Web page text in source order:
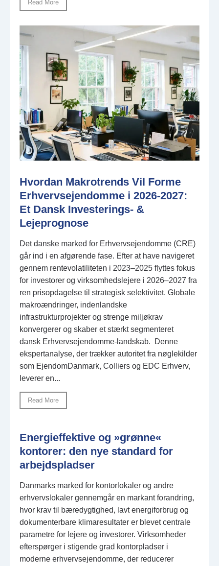
Read More
Hvordan Makrotrends Vil Forme
Erhvervsejendomme i 2026-2027:
Et Dansk Investerings- &
Lejeprognose
Det danske marked for Erhvervsejendomme (CRE)
går ind i en afgørende fase. Efter at have navigeret
gennem rentevolatiliteten i 2023–2025 flyttes fokus
for investorer og virksomhedslejere i 2026–2027 fra
ren prisopdagelse til strategisk selektivitet. Globale
makroændringer, indenlandske
infrastrukturprojekter og strenge miljøkrav
konvergerer og skaber et stærkt segmenteret
dansk Erhvervsejendomme-landskab. Denne
ekspertanalyse, der trækker autoritet fra nøglekilder
som EjendomDanmark, Colliers og EDC Erhverv,
leverer en...
Read More
Energieffektive og »grønne«
kontorer: den nye standard for
arbejdspladser
Danmarks marked for kontorlokaler og andre
erhvervslokaler gennemgår en markant forandring,
hvor krav til bæredygtighed, lavt energiforbrug og
dokumenterbare klimaresultater er blevet centrale
parametre for lejere og investorer. Virksomheder
efterspørger i stigende grad kontorpladser i
moderne erhvervsejendomme, der reducerer